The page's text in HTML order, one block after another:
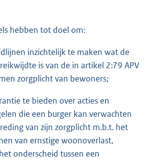
hebben tot doel om:
inzichtelijk te maken wat de
is van de in artikel 2:79 APV
zorgplicht van bewoners;
te bieden over acties en
die een burger kan verwachten
van zijn zorgplicht m.b.t. het
van ernstige woonoverlast,
onderscheid tussen een